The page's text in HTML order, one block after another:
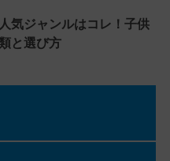
気ジャンルはコレ！子供
と選び方